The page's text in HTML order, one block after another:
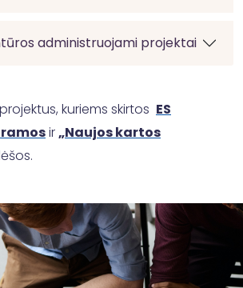
administruojami projektai
kuriems skirtos ES
ir„Naujos kartos